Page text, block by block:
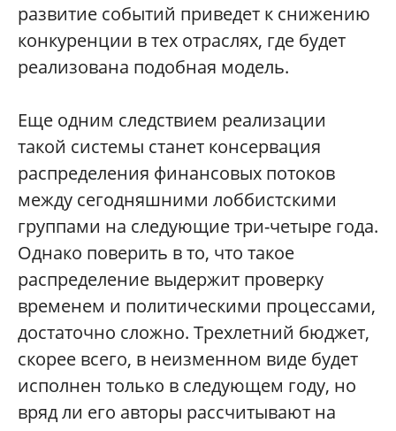
развитие событий приведет к снижению
конкуренции в тех отраслях, где будет
реализована подобная модель.
Еще одним следствием реализации
такой системы станет консервация
распределения финансовых потоков
между сегодняшними лоббистскими
группами на следующие три-четыре года.
Однако поверить в то, что такое
распределение выдержит проверку
временем и политическими процессами,
достаточно сложно. Трехлетний бюджет,
скорее всего, в неизменном виде будет
исполнен только в следующем году, но
вряд ли его авторы рассчитывают на